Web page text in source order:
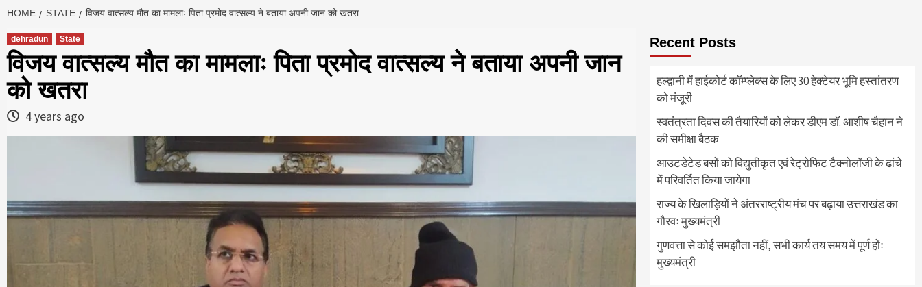
HOME STATE विजय वात्सल्य मौत का मामलाः पिता प्रमोद वात्सल्य ने बताया अपनी जान को खतरा
dehradun State
विजय वात्सल्य मौत का मामलाः पिता प्रमोद वात्सल्य ने बताया अपनी जान
को खतरा
4 years ago
Recent Posts
हल्द्वानी में हाईकोर्ट कॉम्प्लेक्स के लिए 30 हेक्टेयर भूमि हस्तांतरण
को मंजूरी
स्वतंत्रता दिवस की तैयारियों को लेकर डीएम डॉ. आशीष चैहान ने
की समीक्षा बैठक
आउटडेटेड बसों को विद्युतीकृत एवं रेट्रोफिट टैक्नोलाॅजी के ढांचे
में परिवर्तित किया जायेगा
राज्य के खिलाड़ियों ने अंतरराष्ट्रीय मंच पर बढ़ाया उत्तराखंड का
गौरवः मुख्यमंत्री
गुणवत्ता से कोई समझौता नहीं, सभी कार्य तय समय में पूर्ण होंः
मुख्यमंत्री